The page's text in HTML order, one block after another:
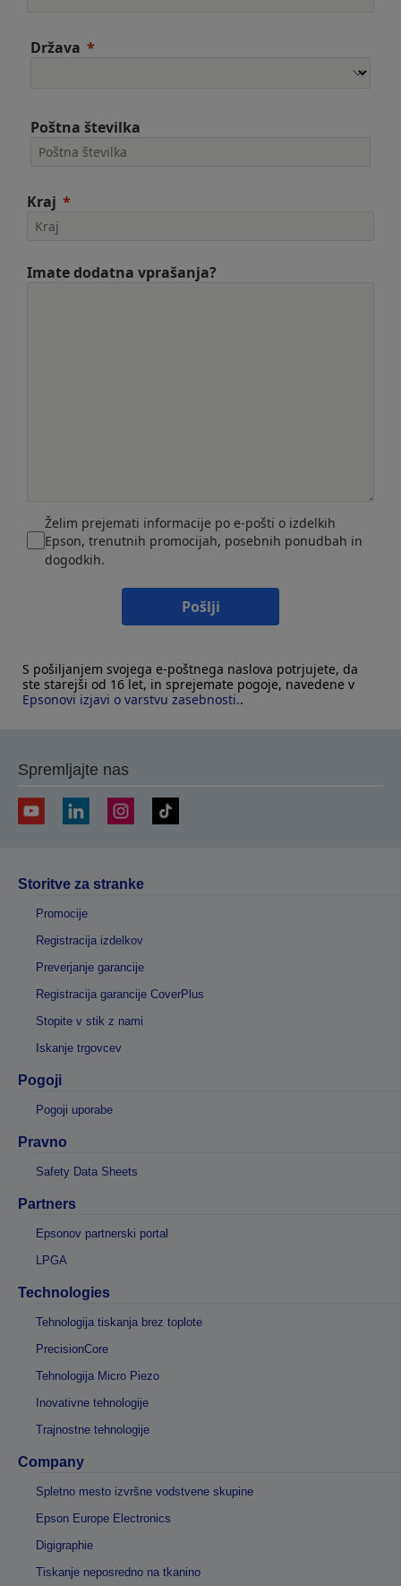
Država
Poštna številka
Kraj
Imate dodatna vprašanja?
Želim prejemati informacije po e-pošti o izdelkih
Epson, trenutnih promocijah, posebnih ponudbah in
dogodkih.
Pošlji
S pošiljanjem svojega e-poštnega naslova potrjujete, da
ste starejši od 16 let, in sprejemate pogoje, navedene v
Epsonovi izjavi o varstvu zasebnosti..
Spremljajte nas
Storitve za stranke
Promocije
Registracija izdelkov
Preverjanje garancije
Registracija garancije CoverPlus
Stopite v stik z nami
Iskanje trgovcev
Pogoji
Pogoji uporabe
Pravno
Safety Data Sheets
Partners
Epsonov partnerski portal
LPGA
Technologies
Tehnologija tiskanja brez toplote
PrecisionCore
Tehnologija Micro Piezo
Inovativne tehnologije
Trajnostne tehnologije
Company
Spletno mesto izvršne vodstvene skupine
Epson Europe Electronics
Digigraphie
Tiskanje neposredno na tkanino